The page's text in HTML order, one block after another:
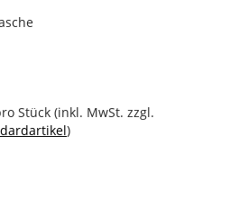
Stück (inkl. MwSt. zzgl.
)